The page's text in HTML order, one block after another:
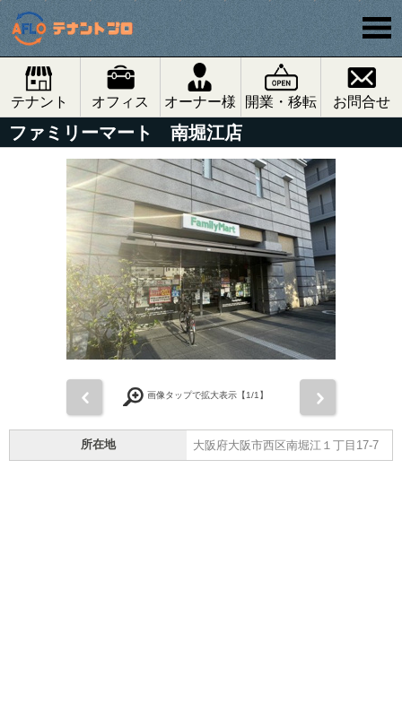
テナント オフィス オーナー様 開業・移転 お問合せ
ファミリーマート 南堀江店
画像タップで拡大表示【1/1】
所在地 大阪府大阪市西区南堀江１丁目17-7